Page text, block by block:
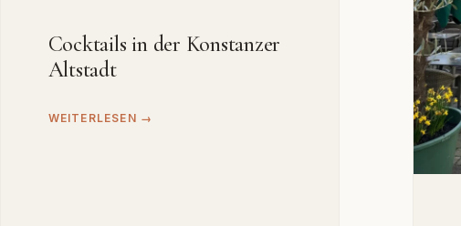
Cocktails in der Konstanzer
Altstadt
WEITERLESEN →